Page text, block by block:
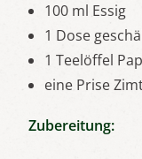
100 ml Essig
1 Dose
1 Teelöffel
eine Prise
Zubereitung: